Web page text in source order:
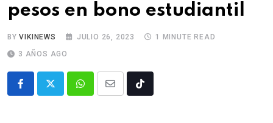
pesos en bono estudiantil
BYVIKINEWS JULIO 26, 2023
1 MINUTE READ
3 AÑOS AGO